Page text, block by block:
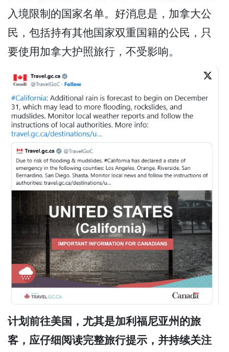
入境限制的国家名单。好消息是，加拿大公
民，包括持有其他国家双重国籍的公民，只
要使用加拿大护照旅行，不受影响。
计划前往美国，尤其是加利福尼亚州的旅
客，应仔细阅读完整旅行提示，并持续关注